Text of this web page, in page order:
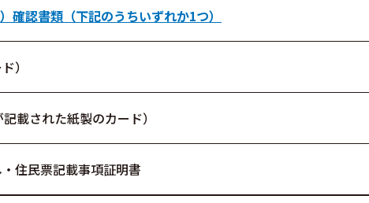
確認書類（下記のうちいずれか1つ）
）
載された紙製のカード）
住民票記載事項証明書